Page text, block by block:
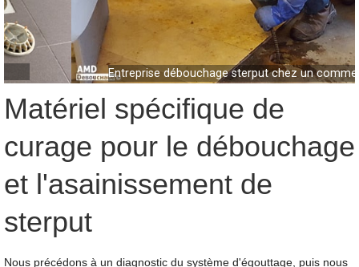
Entreprise débouchage sterput chez un commerçant
Matériel spécifique de
curage pour le débouchage
et l'asainissement de
sterput
Nous précédons à un diagnostic du système d'égouttage, puis nous